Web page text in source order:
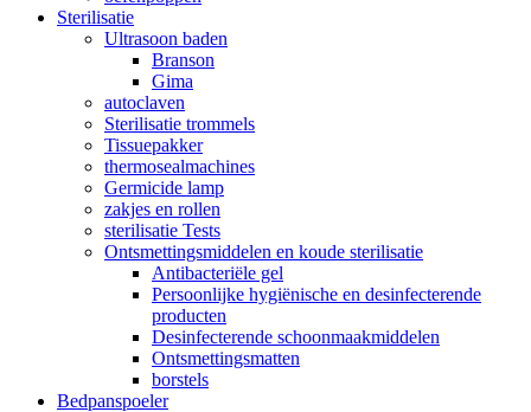
Sterilisatie
Ultrasoon baden
Branson
Gima
autoclaven
Sterilisatie trommels
Tissuepakker
thermosealmachines
Germicide lamp
zakjes en rollen
sterilisatie Tests
Ontsmettingsmiddelen en koude sterilisatie
Antibacteriële gel
Persoonlijke hygiënische en desinfecterende
producten
Desinfecterende schoonmaakmiddelen
Ontsmettingsmatten
borstels
Bedpanspoeler